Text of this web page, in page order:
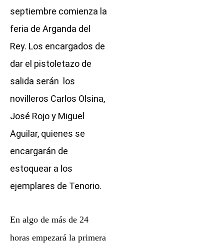
septiembre comienza la
feria de Arganda del
Rey. Los encargados de
dar el pistoletazo de
salida serán los
novilleros Carlos Olsina,
José Rojo y Miguel
Aguilar, quienes se
encargarán de
estoquear a los
ejemplares de Tenorio.
En algo de más de 24
horas empezará la primera